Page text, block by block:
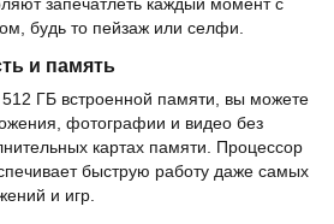
будь то пейзаж или селфи.
и память
ГБ встроенной памяти, вы можете
фотографии и видео без
картах памяти. Процессор
быструю работу даже самых
и игр.